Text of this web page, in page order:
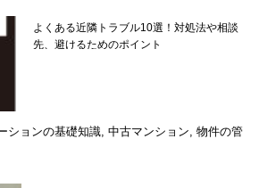
よくある近隣トラブル10選！対処法や相談
先、避けるためのポイント
ションの基礎知識, 中古マンション, 物件の管